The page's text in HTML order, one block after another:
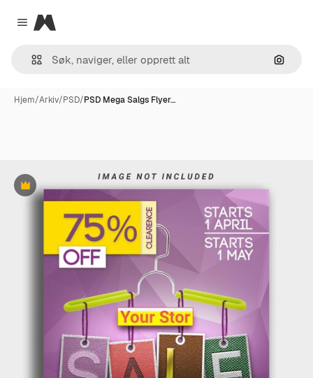
Close menu
Magnific
Søk
Hjem/Arkiv/PSD/PSD Mega Salgs Flyer…
Premium